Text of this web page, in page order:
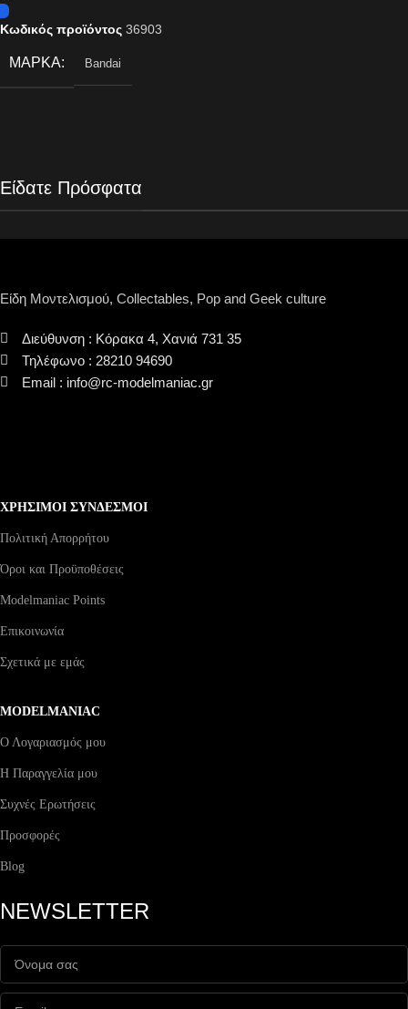
Κωδικός προϊόντος 36903
ΜΆΡΚΑ Bandai
Είδατε Πρόσφατα
Είδη Μοντελισμού, Collectables, Pop and Geek culture
Διεύθυνση : Κόρακα 4, Χανιά 731 35
Τηλέφωνο : 28210 94690
Email : info@rc-modelmaniac.gr
ΧΡΗΣΙΜΟΙ ΣΥΝΔΕΣΜΟΙ
Πολιτική Απορρήτου
Όροι και Προϋποθέσεις
Modelmaniac Points
Επικοινωνία
Σχετικά με εμάς
MODELMANIAC
Ο Λογαριασμός μου
Η Παραγγελία μου
Συχνές Ερωτήσεις
Προσφορές
Blog
NEWSLETTER